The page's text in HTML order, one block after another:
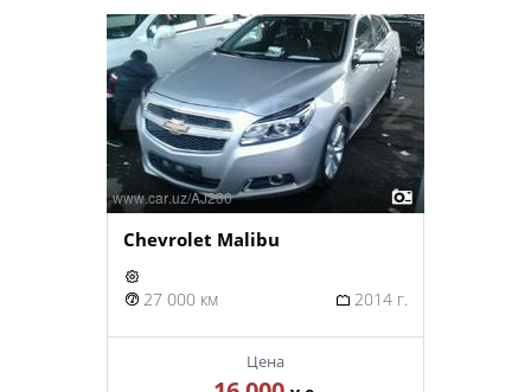
Chevrolet Malibu
27 000 км 2014 г.
Цена